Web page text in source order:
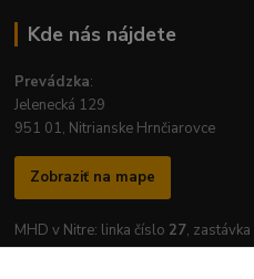
Kde nás nájdete
Prevádzka:
Jelenecká 129
951 01, Nitrianske Hrnčiarovce
Zobraziť na mape
MHD v Nitre: linka číslo 27, zastávka